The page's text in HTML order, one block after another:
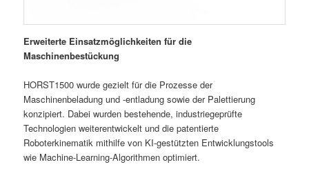
Erweiterte Einsatzmöglichkeiten für die
Maschinenbestückung
HORST1500 wurde gezielt für die Prozesse der
Maschinenbeladung und -entladung sowie der Palettierung
konzipiert. Dabei wurden bestehende, industriegeprüfte
Technologien weiterentwickelt und die patentierte
Roboterkinematik mithilfe von KI-gestützten Entwicklungstools
wie Machine-Learning-Algorithmen optimiert.